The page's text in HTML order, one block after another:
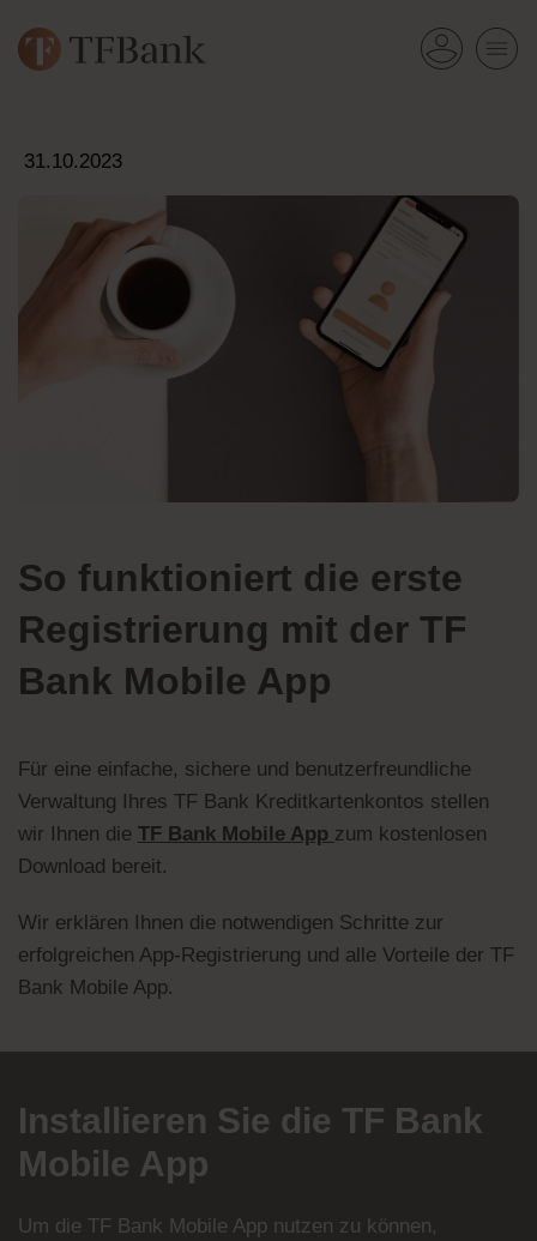
31.10.2023
So funktioniert die erste
Registrierung mit der TF
Bank Mobile App
Für eine einfache, sichere und benutzerfreundliche
Verwaltung Ihres TF Bank Kreditkartenkontos stellen
wir Ihnen die TF Bank Mobile App zum kostenlosen
Download bereit.
Wir erklären Ihnen die notwendigen Schritte zur
erfolgreichen App-Registrierung und alle Vorteile der TF
Bank Mobile App.
Installieren Sie die TF Bank
Mobile App
Um die TF Bank Mobile App nutzen zu können,